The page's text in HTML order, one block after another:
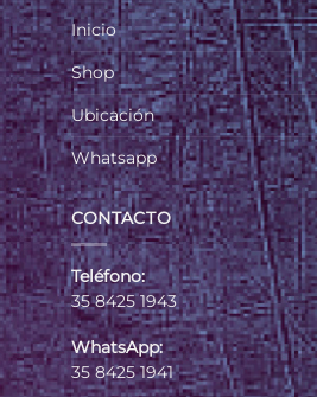
Inicio
Shop
Ubicación
Whatsapp
CONTACTO
Teléfono:
35 8425 1943
WhatsApp:
35 8425 1941